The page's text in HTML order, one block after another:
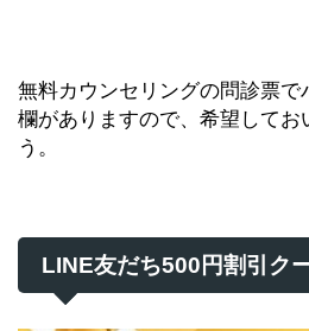
無料カウンセリングの問診票で
欄がありますので、希望してお
う。
LINE友だち500円割引ク